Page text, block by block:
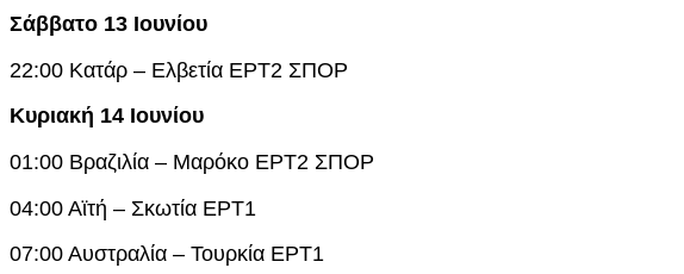
Σάββατο 13 Ιουνίου
22:00 Κατάρ – Ελβετία ΕΡΤ2 ΣΠΟΡ
Κυριακή 14 Ιουνίου
01:00 Βραζιλία – Μαρόκο ΕΡΤ2 ΣΠΟΡ
04:00 Αϊτή – Σκωτία ΕΡΤ1
07:00 Αυστραλία – Τουρκία ΕΡΤ1